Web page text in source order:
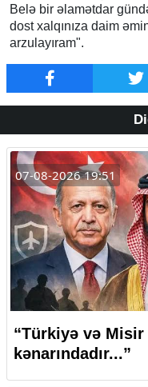
Belə bir əlamətdar
dost xalqınıza daim
arzulayıram".
07-08-2026 19:51
“Türkiyə və Misir
kənarındadır...”